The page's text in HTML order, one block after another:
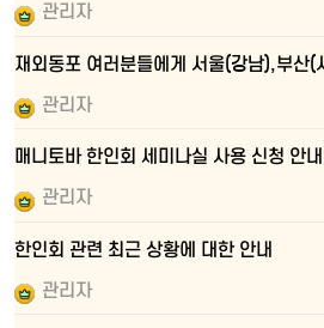
관리자
재외동포 여러분들에게 서울(강남),부산
관리자
매니토바 한인회 세미나실 사용 신청 안내
관리자
한인회 관련 최근 상황에 대한 안내
관리자